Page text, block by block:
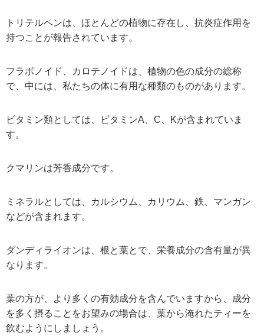
トリテルペンは、ほとんどの植物に存在し、抗炎症作用を
持つことが報告されています。
フラボノイド、カロテノイドは、植物の色の成分の総称
で、中には、私たちの体に有用な種類のものがあります。
ビタミン類としては、ビタミンA、C、Kが含まれていま
す。
クマリンは芳香成分です。
ミネラルとしては、カルシウム、カリウム、鉄、マンガン
などが含まれます。
ダンディライオンは、根と葉とで、栄養成分の含有量が異
なります。
葉の方が、より多くの有効成分を含んでいますから、成分
を多く摂ることをお望みの場合は、葉から淹れたティーを
飲むようにしましょう。